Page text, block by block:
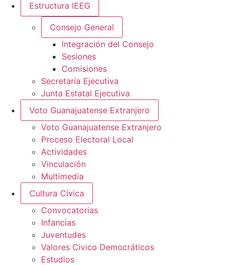
Estructura IEEG
Consejo General
Integración del Consejo
Sesiones
Comisiones
Secretaría Ejecutiva
Junta Estatal Ejecutiva
Voto Guanajuatense Extranjero
Voto Guanajuatense Extranjero
Proceso Electoral Local
Actividades
Vinculación
Multimedia
Cultura Cívica
Convocatorias
Infancias
Juventudes
Valores Civico Democráticos
Estudios